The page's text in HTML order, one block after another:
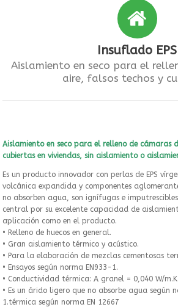
Insuflado EPS
Aislamiento en seco para el
aire, falsos techos y
Aislamiento en seco para el relleno de cámaras
cubiertas en viviendas, sin aislamiento o
Es un producto innovador con perlas de EPS
volcánica expandida y componentes
no absorben agua, son ignífugas e
central por su excelente capacidad de
aplicación como en el producto.
• Relleno de huecos en general.
• Gran aislamiento térmico y acústico.
• Para la elaboración de mezclas cementosas
• Ensayos según norma EN933-1.
• Conductividad térmica: A granel = 0,040 W/m.K.
• Es un árido ligero que no absorbe agua según
1.térmica según norma EN 12667